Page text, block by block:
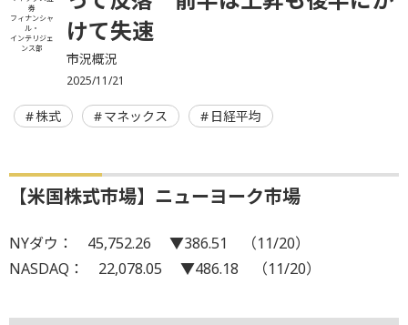
券
フィナンシャ
ル・
インテリジェ
ンス部
けて失速
市況概況
2025/11/21
株式 マネックス 日経平均
【米国株式市場】ニューヨーク市場
NYダウ： 45,752.26 ▼386.51 （11/20）
NASDAQ： 22,078.05 ▼486.18 （11/20）